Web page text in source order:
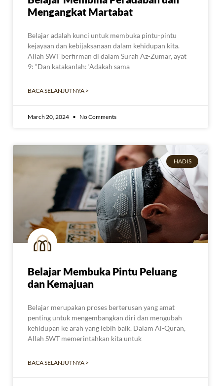
Mengangkat Martabat
Belajar adalah kunci untuk membuka pintu-pintu
kejayaan dan kebijaksanaan dalam kehidupan kita.
Allah SWT berfirman di dalam Surah Az-Zumar, ayat
9: “Dan katakanlah: ‘Adakah sama
BACA SELANJUTNYA >
March 20, 2024 No Comments
HADIS
Belajar Membuka Pintu Peluang
dan Kemajuan
Belajar merupakan proses berterusan yang amat
penting untuk mengembangkan diri dan mengubah
kehidupan ke arah yang lebih baik. Dalam Al-Quran,
Allah SWT memerintahkan kita untuk
BACA SELANJUTNYA >